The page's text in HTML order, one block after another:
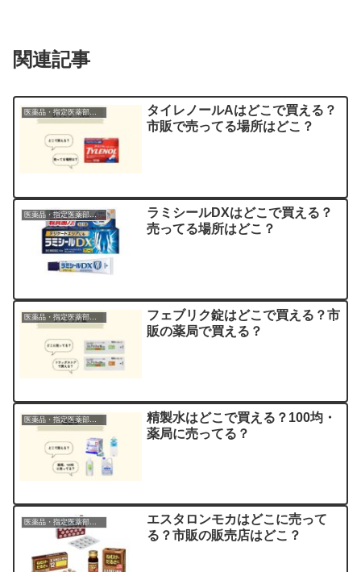
関連記事
医薬品・指定医薬部外品
タイレノールAはどこで買える？
市販で売ってる場所はどこ？
医薬品・指定医薬部外品
ラミシールDXはどこで買える？
売ってる場所はどこ？
フェブリク錠はどこで買える？市
販の薬局で買える？
精製水はどこで買える？100均・
薬局に売ってる？
エスタロンモカはどこに売って
る？市販の販売店はどこ？